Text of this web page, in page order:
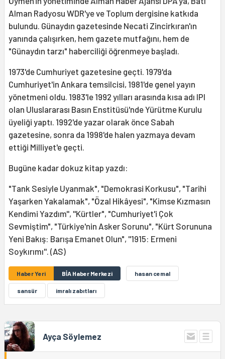
Alman Radyosu WDR'ye ve Toplum dergisine katkıda
bulundu. Günaydın gazetesinde Necati Zincirkıran'ın
yanında çalışırken, hem gazete mutfağını, hem de
"Günaydın tarzı" haberciliği öğrenmeye başladı.
1973'de Cumhuriyet gazetesine geçti. 1979'da
Cumhuriyet'in Ankara temsilcisi, 1981'de genel yayın
yönetmeni oldu. 1983'le 1992 yılları arasında kısa adı IPI
olan Uluslararası Basın Enstitüsü'nde Yürütme Kurulu
üyeliği yaptı. 1992'de yazar olarak önce Sabah
gazetesine, sonra da 1998'de halen yazmaya devam
ettiği Milliyet'e geçti.
Bugüne kadar dokuz kitap yazdı:
"Tank Sesiyle Uyanmak", "Demokrasi Korkusu", "Tarihi
Yaşarken Yakalamak", "Özal Hikâyesi", "Kimse Kızmasın
Kendimi Yazdım'', ''Kürtler", "Cumhuriyet'i Çok
Sevmiştim", "Türkiye'nin Asker Sorunu", "Kürt Sorununa
Yeni Bakış: Barışa Emanet Olun", ''1915: Ermeni
Soykırımı''. (AS)
Haber Yeri BİA Haber Merkezi hasan cemal
sansür imralı zabıtları
Ayça Söylemez